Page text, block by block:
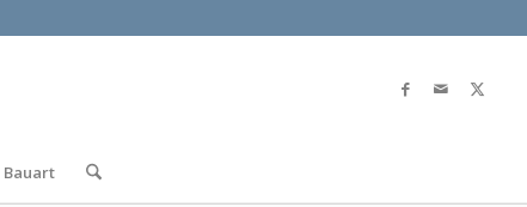
Bauart